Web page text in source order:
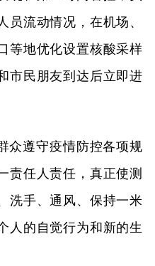
员流动情况，在机场、
等地优化设置核酸采样
市民朋友到达后立即进
众遵守疫情防控各项规
责任人责任，真正使测
洗手、通风、保持一米
人的自觉行为和新的生